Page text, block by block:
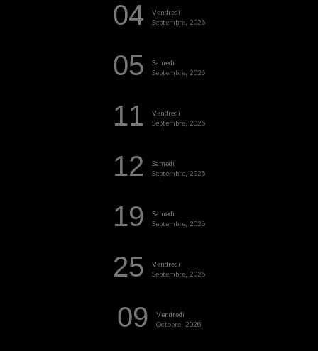
04
Vendredi
Septembre, 2026
05
Samedi
Septembre, 2026
11
Vendredi
Septembre, 2026
12
Samedi
Septembre, 2026
19
Samedi
Septembre, 2026
25
Vendredi
Septembre, 2026
09
Vendredi
Octobre, 2026